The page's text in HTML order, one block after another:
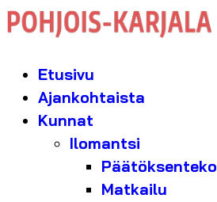
Etusivu
Ajankohtaista
Kunnat
Ilomantsi
Päätöksenteko
Matkailu